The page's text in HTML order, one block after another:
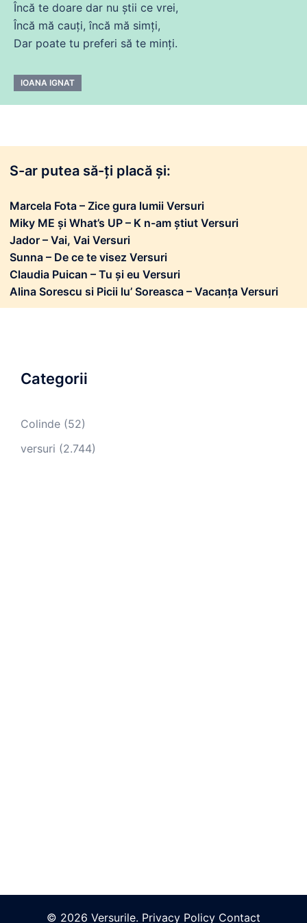
Încă te doare dar nu știi ce vrei,
Încă mă cauți, încă mă simți,
Dar poate tu preferi să te minți.
IOANA IGNAT
S-ar putea să-ți placă și:
Marcela Fota – Zice gura lumii Versuri
Miky ME și What’s UP – K n-am știut Versuri
Jador – Vai, Vai Versuri
Sunna – De ce te visez Versuri
Claudia Puican – Tu și eu Versuri
Alina Sorescu si Picii lu’ Soreasca – Vacanța Versuri
Categorii
Colinde (52)
versuri (2.744)
© 2026 Versurile. Privacy Policy Contact